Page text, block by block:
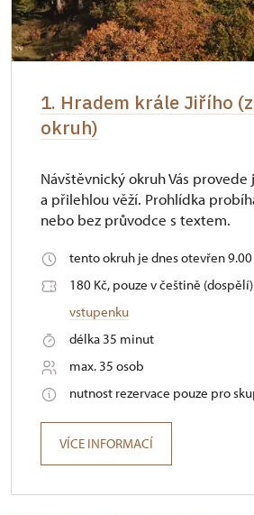
1. Hradem krále Jiřího
okruh)
Návštěvnický okruh Vás
a přilehlou věží. Prohlídka
nebo bez průvodce s textem.
tento okruh je dnes otevřen
180 Kč, pouze v češtině (dospělí)
vstupenku
délka 35 minut
max. 35 osob
nutnost rezervace pouze pro
VÍCE INFORMACÍ